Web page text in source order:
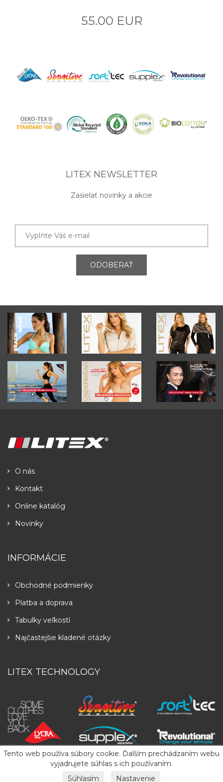
55.00 EUR
LITEX NEWSLETTER
Zasielať novinky a akcie
ODOBERAŤ
Tento web používa súbory cookie. Ďalším prechádzaním webu
vyjadrujete súhlas s ich používaním.
Súhlasím
Nastavenie
O nás
Kontakt
Online katalóg
Novinky
INFORMÁCIE
Obchodné podmienky
Platba a doprava
Tabulky veľkostí
Najčastejšie kladené otázky
LITEX TECHNOLOGY